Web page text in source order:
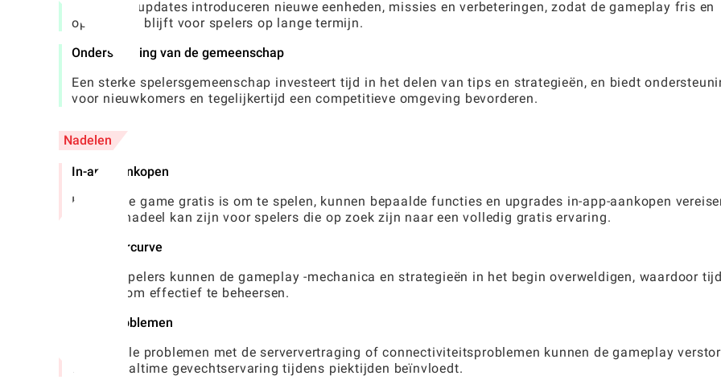
Frequente updates introduceren nieuwe eenheden, missies en verbeteringen, zodat de gameplay fris en
opwindend blijft voor spelers op lange termijn.
Ondersteuning van de gemeenschap
Een sterke spelersgemeenschap investeert tijd in het delen van tips en strategieën, en biedt
voor nieuwkomers en tegelijkertijd een competitieve omgeving bevorderen.
Nadelen
In-app aankopen
Hoewel de game gratis is om te spelen, kunnen bepaalde functies en upgrades in-app-aankopen
wat een nadeel kan zijn voor spelers die op zoek zijn naar een volledig gratis ervaring.
Steile leercurve
Nieuwe spelers kunnen de gameplay -mechanica en strategieën in het begin overweldigen, waardoor
nodig is om effectief te beheersen.
Serverproblemen
Incidentele problemen met de serververtraging of connectiviteitsproblemen kunnen de gameplay
wat de realtime gevechtservaring tijdens piektijden beïnvloedt.